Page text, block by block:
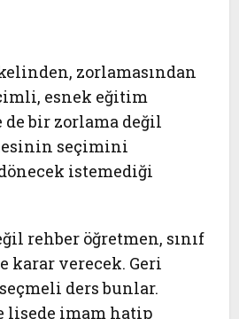
zorlamasından
esnek eğitim
bir zorlama değil
seçimini
istemediği
rehber öğretmen, sınıf
karar verecek. Geri
ders bunlar.
lisede imam hatip